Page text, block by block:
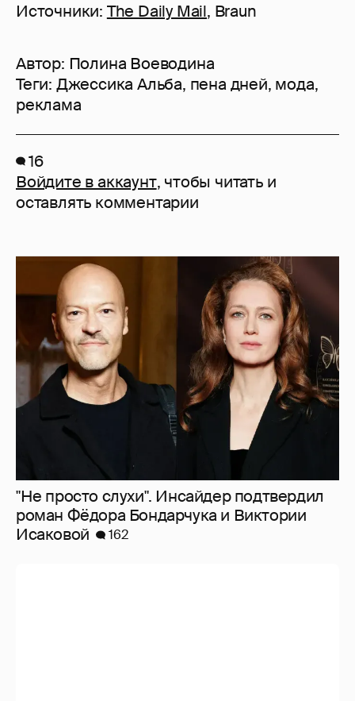
Источники: The Daily Mail, Braun
Автор: Полина Воеводина
Теги: Джессика Альба, пена дней, мода,
реклама
16
Войдите в аккаунт, чтобы читать и
оставлять комментарии
"Не просто слухи". Инсайдер подтвердил
роман Фёдора Бондарчука и Виктории
Исаковой
162